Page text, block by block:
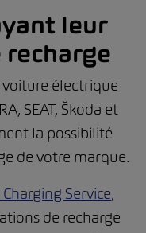
leur
recharge
électrique
SEAT, Škoda et
la possibilité
de votre marque.
Service,
de recharge